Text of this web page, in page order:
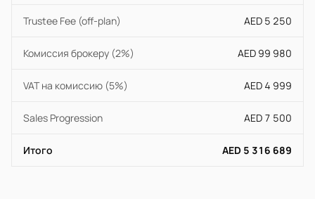
Trustee Fee (off-plan) AED 5 250
Комиссия брокеру (2%) AED 99 980
VAT на комиссию (5%) AED 4 999
Sales Progression AED 7 500
Итого AED 5 316 689